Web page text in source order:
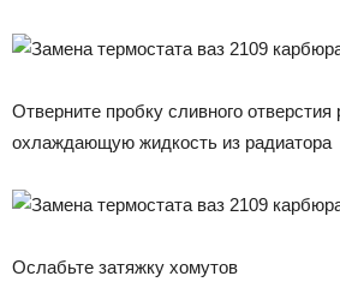
Отверните пробку сливного отверстия
охлаждающую жидкость из радиатора
Ослабьте затяжку хомутов